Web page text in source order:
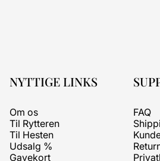
NYTTIGE LINKS
Om os
Til Rytteren
Til Hesten
Udsalg %
Gavekort
FAQ